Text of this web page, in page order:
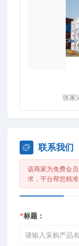
张家
联系我们
该商家为免费会
求，平台帮您精准
*标题：